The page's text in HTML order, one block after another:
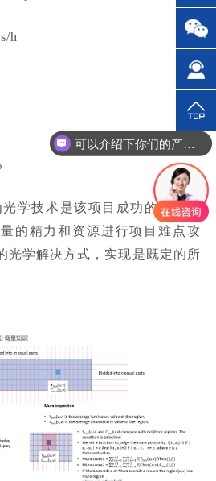
h
学技术是该项目成功的核心关
的精力和资源进行项目难点攻
光学解决方式，实现是既定的所
可以介绍下你们的产品么？